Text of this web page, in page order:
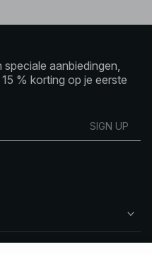
aanbiedingen,
% korting op je eerste
SIGN UP